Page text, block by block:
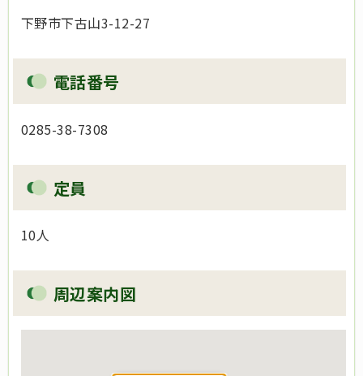
下野市下古山3-12-27
電話番号
0285-38-7308
定員
10人
周辺案内図